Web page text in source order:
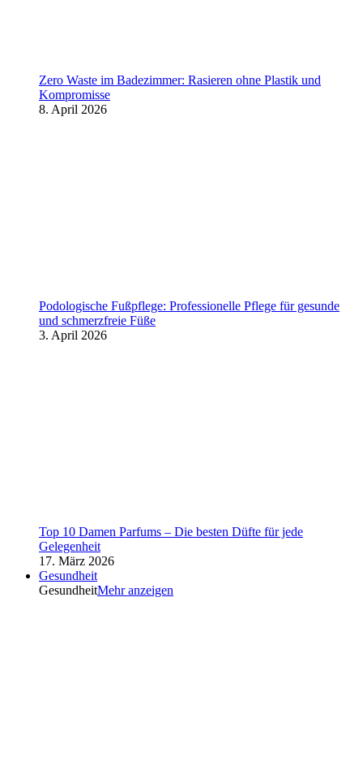
Zero Waste im Badezimmer: Rasieren ohne Plastik und
Kompromisse
8. April 2026
Podologische Fußpflege: Professionelle Pflege für gesunde
und schmerzfreie Füße
3. April 2026
Top 10 Damen Parfums – Die besten Düfte für jede
Gelegenheit
17. März 2026
Gesundheit
GesundheitMehr anzeigen